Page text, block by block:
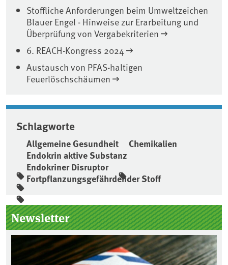
Stoffliche Anforderungen beim Umweltzeichen
Blauer Engel - Hinweise zur Erarbeitung und
Überprüfung von Vergabekriterien
6. REACH-Kongress 2024
Austausch von PFAS-haltigen
Feuerlöschschäumen
Schlagworte
Allgemeine Gesundheit
Chemikalien
Endokrin aktive Substanz
Endokriner Disruptor
Fortpflanzungsgefährdender Stoff
Seitenleiste
Newsletter